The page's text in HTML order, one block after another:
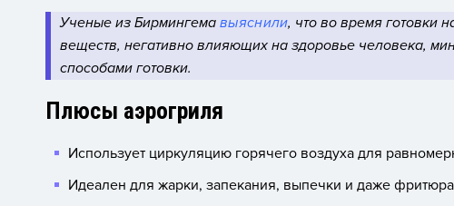
Ученые из Бирмингема выяснили, что во время готовки
веществ, негативно влияющих на здоровье человека,
способами готовки.
Плюсы аэрогриля
Использует циркуляцию горячего воздуха для
Идеален для жарки, запекания, выпечки и даже